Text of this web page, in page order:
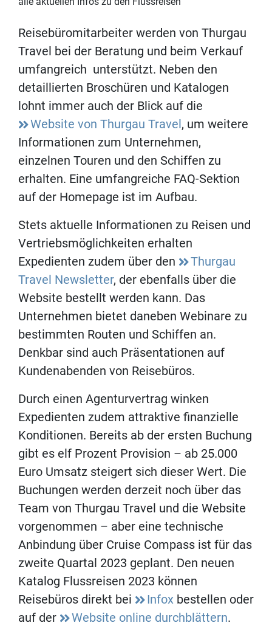
Reisebüromitarbeiter werden von Thurgau
Travel bei der Beratung und beim Verkauf
umfangreich unterstützt. Neben den
detaillierten Broschüren und Katalogen
lohnt immer auch der Blick auf die
Website von Thurgau Travel, um weitere
Informationen zum Unternehmen,
einzelnen Touren und den Schiffen zu
erhalten. Eine umfangreiche FAQ-Sektion
auf der Homepage ist im Aufbau.
Stets aktuelle Informationen zu Reisen und
Vertriebsmöglichkeiten erhalten
Expedienten zudem über den
Thurgau
Travel Newsletter, der ebenfalls über die
Website bestellt werden kann. Das
Unternehmen bietet daneben Webinare zu
bestimmten Routen und Schiffen an.
Denkbar sind auch Präsentationen auf
Kundenabenden von Reisebüros.
Durch einen Agenturvertrag winken
Expedienten zudem attraktive finanzielle
Konditionen. Bereits ab der ersten Buchung
gibt es elf Prozent Provision – ab 25.000
Euro Umsatz steigert sich dieser Wert. Die
Buchungen werden derzeit noch über das
Team von Thurgau Travel und die Website
vorgenommen – aber eine technische
Anbindung über Cruise Compass ist für das
zweite Quartal 2023 geplant. Den neuen
Katalog Flussreisen 2023 können
Reisebüros direkt bei
Infox bestellen oder
auf der
Website online durchblättern.